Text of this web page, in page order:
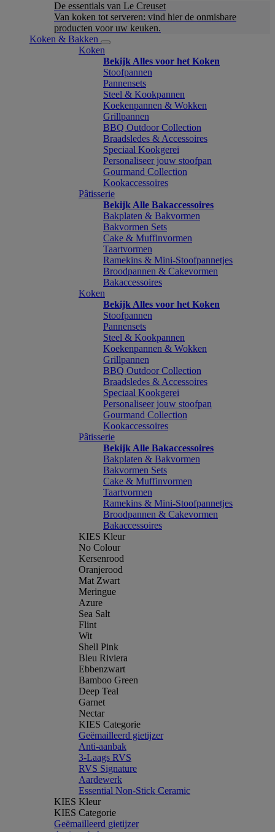
De essentials van Le Creuset
Van koken tot serveren: vind hier de onmisbare
producten voor uw keuken.
Koken & Bakken
Koken
Bekijk Alles voor het Koken
Stoofpannen
Pannensets
Steel & Kookpannen
Koekenpannen & Wokken
Grillpannen
BBQ Outdoor Collection
Braadsledes & Accessoires
Speciaal Kookgerei
Personaliseer jouw stoofpan
Gourmand Collection
Kookaccessoires
Pâtisserie
Bekijk Alle Bakaccessoires
Bakplaten & Bakvormen
Bakvormen Sets
Cake & Muffinvormen
Taartvormen
Ramekins & Mini-Stoofpannetjes
Broodpannen & Cakevormen
Bakaccessoires
Koken
Bekijk Alles voor het Koken
Stoofpannen
Pannensets
Steel & Kookpannen
Koekenpannen & Wokken
Grillpannen
BBQ Outdoor Collection
Braadsledes & Accessoires
Speciaal Kookgerei
Personaliseer jouw stoofpan
Gourmand Collection
Kookaccessoires
Pâtisserie
Bekijk Alle Bakaccessoires
Bakplaten & Bakvormen
Bakvormen Sets
Cake & Muffinvormen
Taartvormen
Ramekins & Mini-Stoofpannetjes
Broodpannen & Cakevormen
Bakaccessoires
KIES Kleur
No Colour
Kersenrood
Oranjerood
Mat Zwart
Meringue
Azure
Sea Salt
Flint
Wit
Shell Pink
Bleu Riviera
Ebbenzwart
Bamboo Green
Deep Teal
Garnet
Nectar
KIES Categorie
Geëmailleerd gietijzer
Anti-aanbak
3-Laags RVS
RVS Signature
Aardewerk
Essential Non-Stick Ceramic
KIES Kleur
KIES Categorie
Geëmailleerd gietijzer